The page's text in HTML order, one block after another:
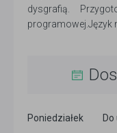
dysgrafią.
programowej.Język
Poniedziałek